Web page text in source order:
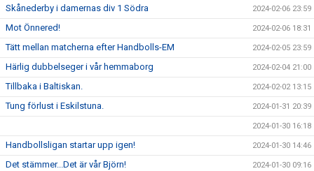
Skånederby i damernas div 1 Södra 2024-02-06 23:59
Mot Önnered! 2024-02-06 18:31
Tätt mellan matcherna efter Handbolls-EM 2024-02-05 23:59
Härlig dubbelseger i vår hemmaborg 2024-02-04 21:00
Tillbaka i Baltiskan. 2024-02-02 13:15
Tung förlust i Eskilstuna. 2024-01-31 20:39
2024-01-30 16:18
Handbollsligan startar upp igen! 2024-01-30 14:46
Det stämmer...Det är vår Björn! 2024-01-30 09:16